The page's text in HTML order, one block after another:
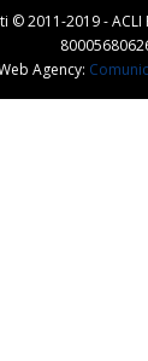
2011-2019 - ACLI
Agency: